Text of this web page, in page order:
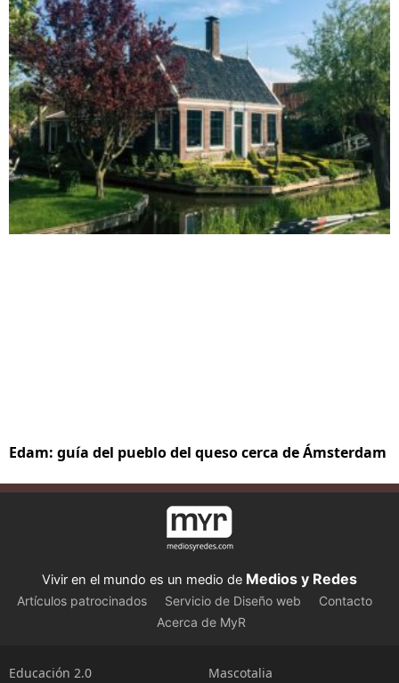
Edam: guía del pueblo del queso cerca de Ámsterdam
Vivir en el mundo es un medio de Medios y Redes
Artículos patrocinados Servicio de Diseño web
Contacto
Acerca de MyR
Educación 2.0
Mascotalia